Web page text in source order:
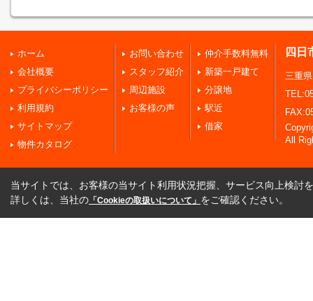
ホーム
会社概要
プライバシーポリシー
利用規約
サイトマップ
物件カタログ
お問い合わせ
スタッフ紹介
周辺施設
お客様の声
仲介手数料無料
新築一戸建て
分譲地
駅近
借家
四日
三重
All
当サイトでは、お客様の当サイト利用状況把握、サービス向上検討
詳しくは、当社の 「Cookieの取扱いについて」 をご確認ください。